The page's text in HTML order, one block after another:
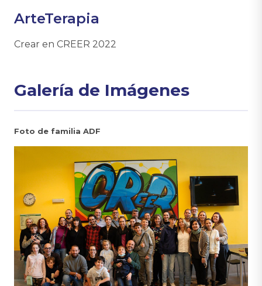
ArteTerapia
Crear en CREER 2022
Galería de Imágenes
Foto de familia ADF